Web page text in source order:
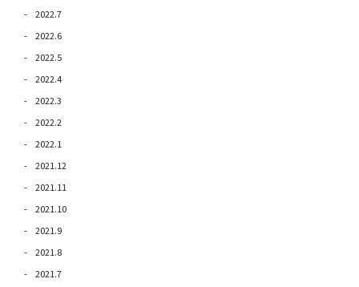
2022.7
2022.6
2022.5
2022.4
2022.3
2022.2
2022.1
2021.12
2021.11
2021.10
2021.9
2021.8
2021.7